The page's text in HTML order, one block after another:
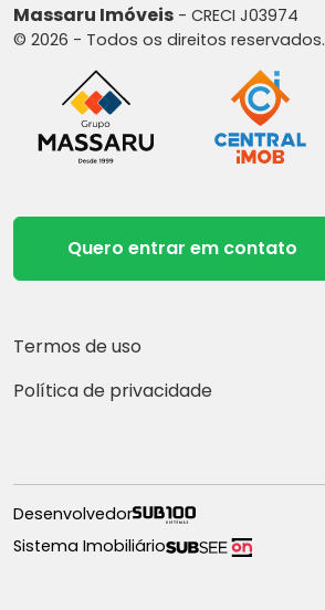
Massaru Imóveis - CRECI J03974
© 2026 - Todos os direitos reservados.
Quero entrar em contato
Termos de uso
Política de privacidade
Desenvolvedor
Sistema Imobiliário